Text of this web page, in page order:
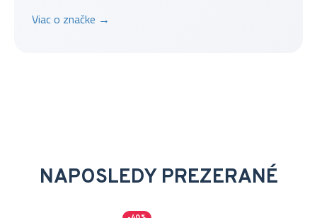
Viac o značke →
NAPOSLEDY PREZERANÉ